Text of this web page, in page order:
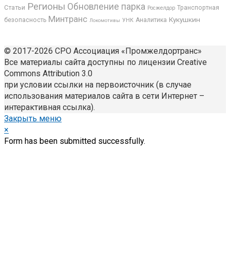
Статьи Регионы Обновление парка Росжелдор Транспортная
безопасность Минтранс Локомотивы УНК Аналитика Кукушкин
© 2017-2026 СРО Ассоциация «Промжелдортранс»
Все материалы сайта доступны по лицензии Creative
Commons Attribution 3.0
при условии ссылки на первоисточник (в случае
использования материалов сайта в сети Интернет –
интерактивная ссылка).
Закрыть меню
×
Form has been submitted successfully.